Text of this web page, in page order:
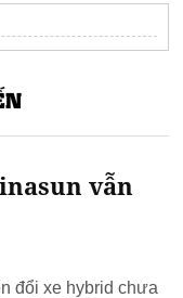
vẫn
đổi xe hybrid chưa